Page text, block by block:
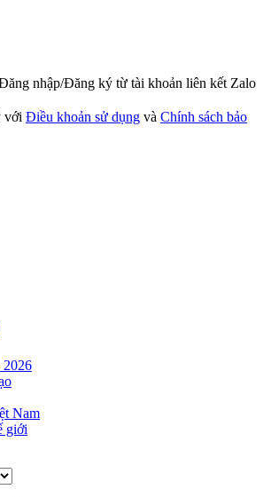
nhập/Đăng ký từ tài khoản liên kết Zalo
với Điều khoản sử dụng và Chính sách bảo
Nam
giới